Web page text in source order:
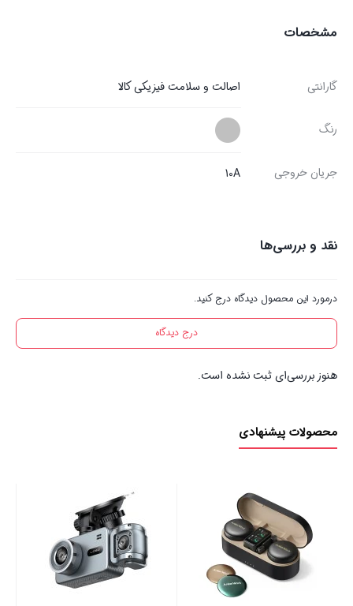
مشخصات
گارانتی اصالت و سلامت فیزیکی کالا
رنگ
جریان خروجی 10A
نقد و بررسی‌ها
درمورد این محصول دیدگاه درج کنید.
درج دیدگاه
هنوز بررسی‌ای ثبت نشده است.
محصولات پیشنهادی